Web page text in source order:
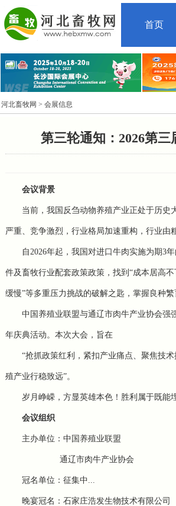
首页
河北畜牧网 > 会展信息
第三轮通知：2026第
会议背景
当前，我国反刍动物养殖产业正处于历史
严重、竞争激烈，行业格局加速重构，行业
自2026年起，我国对进口牛肉实施为期3
件及畜牧行业配套政策政策，找到“成本居高
缓慢”等多重压力挑战的破解之匙，掌握良种
中国养殖业联盟与通辽市肉牛产业协会强
年庆典活动。本次大会，旨在
“抢抓政策红利，紧扣产业痛点、聚焦技
殖产业行稳致远”。
岁月峥嵘，方显英雄本色！胜利属于既能
会议组织
主办单位： 中国养殖业联盟
通辽市肉牛产业协会
冠名单位： 征集中...
晚宴冠名： 石家庄浩发生物技术有限公司